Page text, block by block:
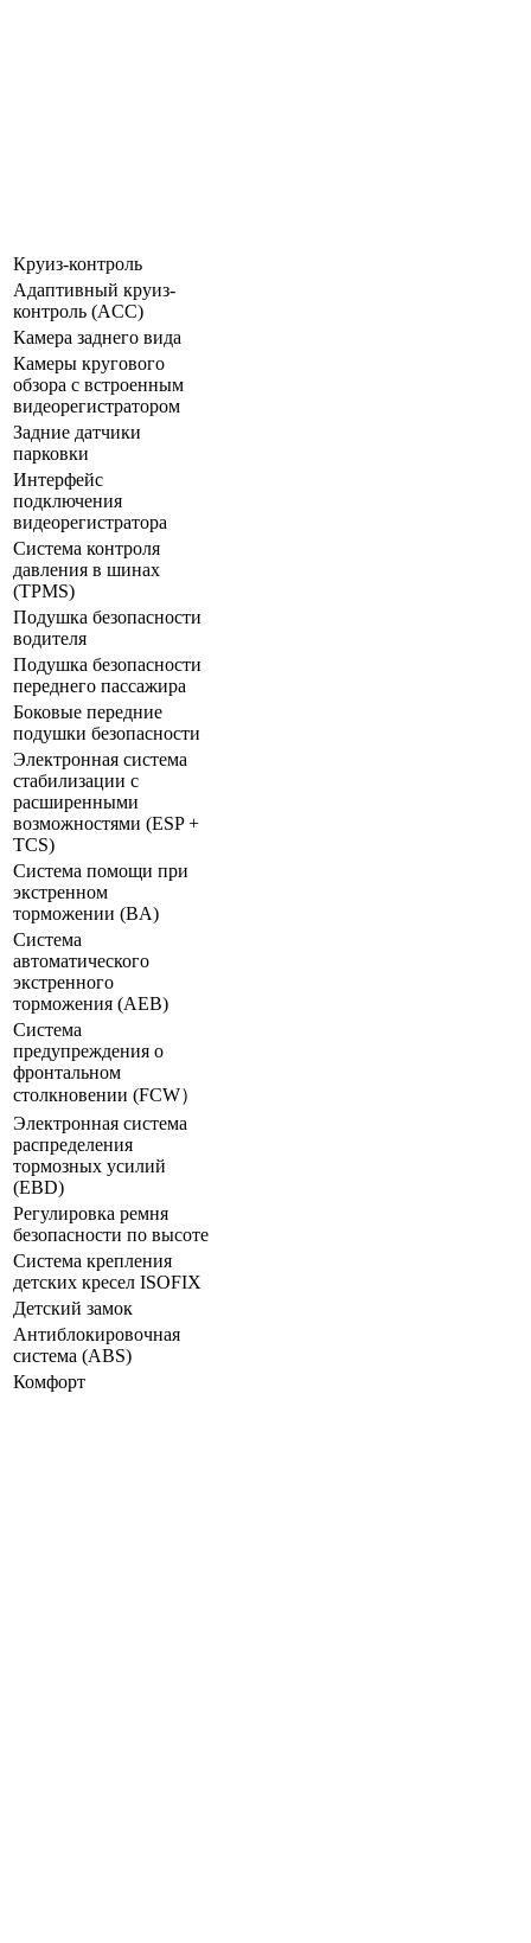
Круиз-контроль
Адаптивный круиз-
контроль (ACC)
Камера заднего вида
Камеры кругового
обзора с встроенным
видеорегистратором
Задние датчики
парковки
Интерфейс
подключения
видеорегистратора
Система контроля
давления в шинах
(TPMS)
Подушка безопасности
водителя
Подушка безопасности
переднего пассажира
Боковые передние
подушки безопасности
Электронная система
стабилизации с
расширенными
возможностями (ESP +
TCS)
Система помощи при
экстренном
торможении (BA)
Система
автоматического
экстренного
торможения (AEB)
Система
предупреждения о
фронтальном
столкновении (FCW）
Электронная система
распределения
тормозных усилий
(ЕВD)
Регулировка ремня
безопасности по высоте
Система крепления
детских кресел ISOFIX
Детский замок
Антиблокировочная
система (ABS)
Комфорт